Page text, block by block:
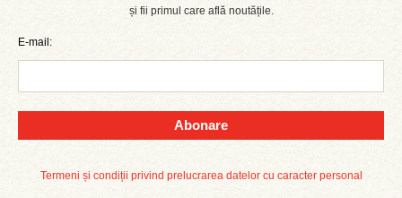
și fii primul care află noutățile.
E-mail:
Abonare
Termeni și condiții privind prelucrarea datelor cu caracter personal